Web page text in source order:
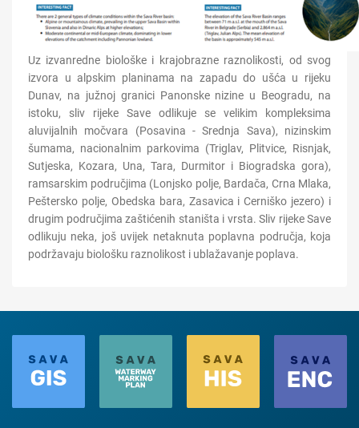
Uz izvanredne biološke i krajobrazne raznolikosti, od svog
izvora u alpskim planinama na zapadu do ušća u rijeku
Dunav, na južnoj granici Panonske nizine u Beogradu, na
istoku, sliv rijeke Save odlikuje se velikim kompleksima
aluvijalnih močvara (Posavina - Srednja Sava), nizinskim
šumama, nacionalnim parkovima (Triglav, Plitvice, Risnjak,
Sutjeska, Kozara, Una, Tara, Durmitor i Biogradska gora),
ramsarskim područjima (Lonjsko polje, Bardača, Crna Mlaka,
Peštersko polje, Obedska bara, Zasavica i Cerniško jezero) i
drugim područjima zaštićenih staništa i vrsta. Sliv rijeke Save
odlikuju neka, još uvijek netaknuta poplavna područja, koja
podržavaju biološku raznolikost i ublažavanje poplava.